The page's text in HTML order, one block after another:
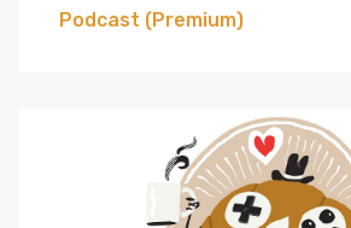
Podcast (Premium)